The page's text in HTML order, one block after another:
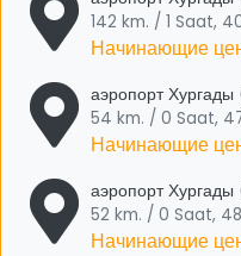
142 km. / 1 Saat,
Начинающие
аэропорт
54 km. / 0 Saat,
Начинающие
аэропорт
52 km. / 0 Saat,
Начинающие